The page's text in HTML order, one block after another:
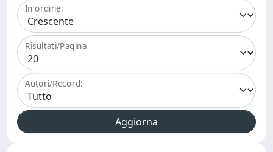
In ordine:
Risultati/Pagina
Autori/Record: